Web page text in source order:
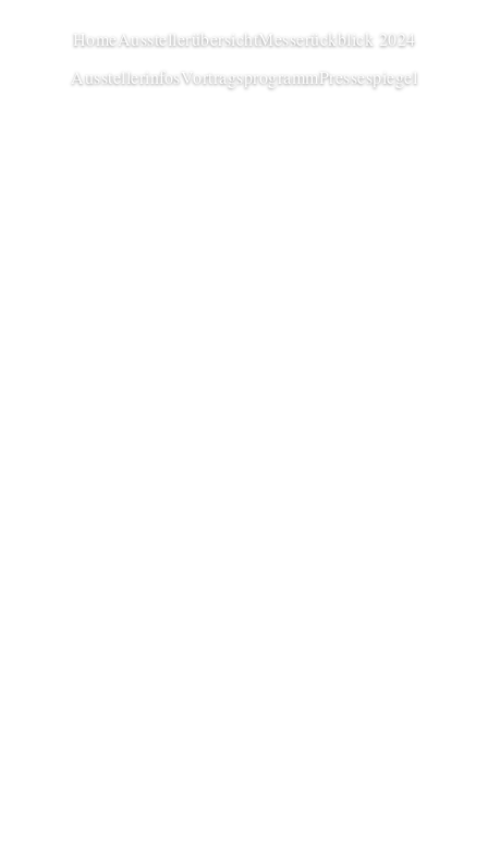
HomeAusstellerübersichtMesserückblick 2024
AusstellerinfosVortragsprogrammPressespiegel